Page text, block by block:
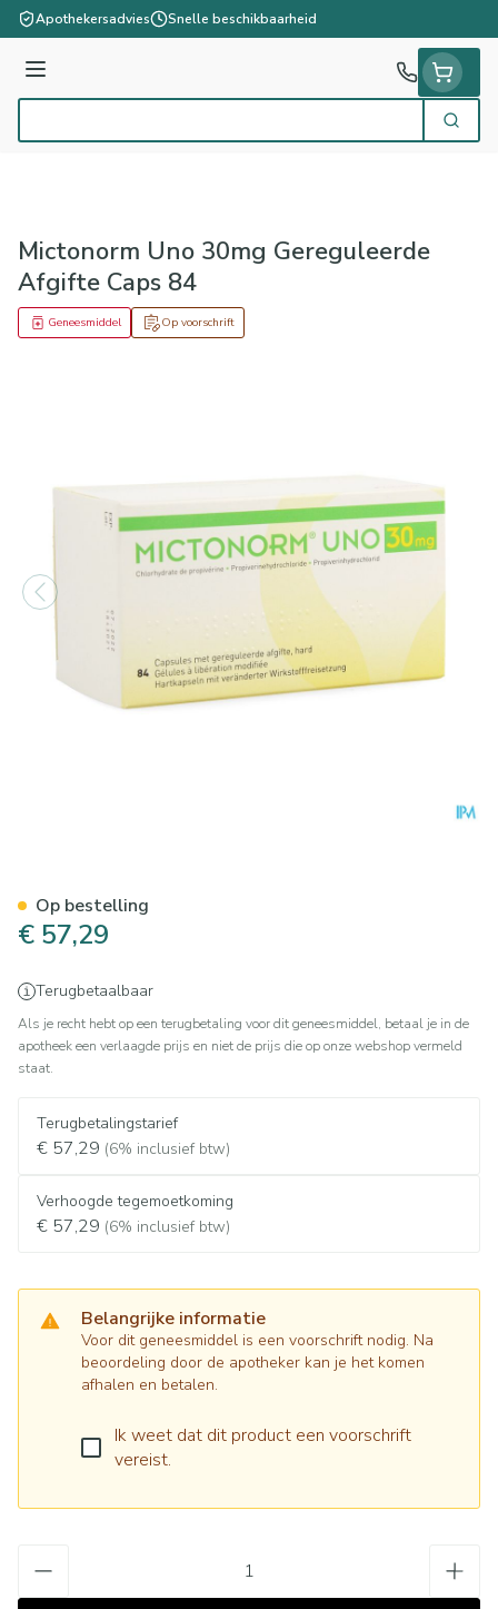
Ga naar de inhoud
Apothekersadvies Snelle beschikbaarheid
Menu
Zoek
Mictonorm Uno 30mg Gereguleerde
Afgifte Caps 84
Op voorschrift
Geneesmiddel
€ 57,29
Terugbetaalbaar
Als je recht hebt op een terugbetaling voor dit geneesmiddel, betaal je in de
apotheek een verlaagde prijs en niet de prijs die op onze webshop vermeld
staat.
Terugbetalingstarief
€ 57,29 (6% inclusief btw)
Verhoogde tegemoetkoming
€ 57,29 (6% inclusief btw)
Belangrijke informatie
Voor dit geneesmiddel is een voorschrift nodig. Na
beoordeling door de apotheker kan je het komen
afhalen en betalen.
Ik weet dat dit product een voorschrift
vereist.
Op bestelling